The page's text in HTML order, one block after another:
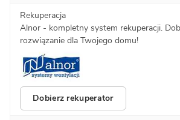
Rekuperacja
Alnor - kompletny system rekuperacji.
rozwiązanie dla Twojego domu!
Dobierz rekuperator